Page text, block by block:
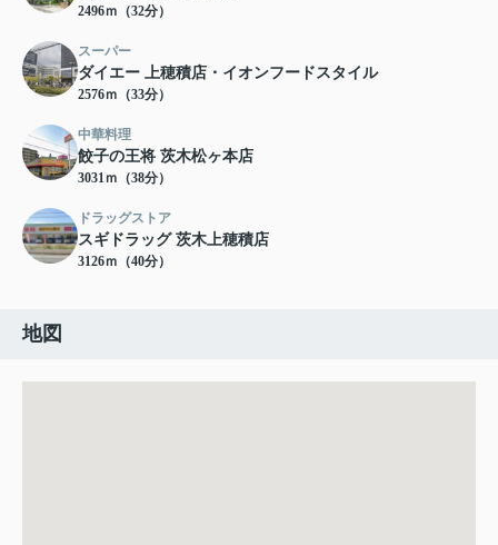
2496ｍ（32分）
スーパー
ダイエー 上穂積店・イオンフードスタイル
2576ｍ（33分）
中華料理
餃子の王将 茨木松ヶ本店
3031ｍ（38分）
ドラッグストア
スギドラッグ 茨木上穂積店
3126ｍ（40分）
地図